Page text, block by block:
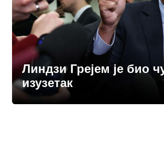
Линдзи Грејем је био
изузетак